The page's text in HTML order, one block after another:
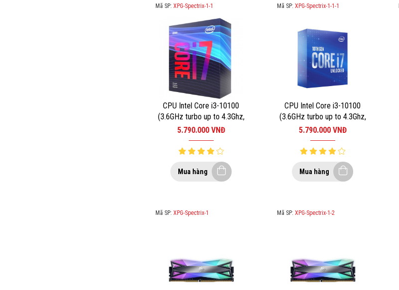
Mã SP: XPG-Spectrix-1-1
CPU Intel Core i3-10100
(3.6GHz turbo up to 4.3Ghz,
4 nhân 8 luồng, 6MB Cache,
65W) – Socket Intel LGA
1200
5.790.000 VNĐ
Mua hàng
Mã SP: XPG-Spectrix-1-1-1
CPU Intel Core i3-10100
(3.6GHz turbo up to 4.3Ghz,
4 nhân 8 luồng, 6MB Cache,
65W) – Socket Intel LGA
1200
5.790.000 VNĐ
Mua hàng
Mã SP: XPG-Spectrix-1 Mã SP: XPG-Spectrix-1-2